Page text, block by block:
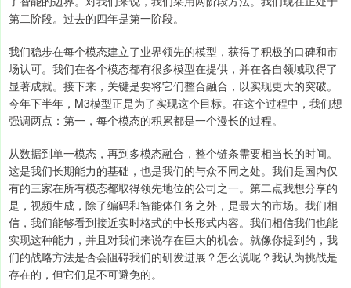
第二阶段。过去的四年是第一阶段。
我们稳步在每个模态建立了业界领先的模型，获得了积极的口碑和市
场认可。我们在各个模态都有很多模型在提供，并在各自领域取得了
显著成就。接下来，关键是要将它们整合融合，以实现更大的突破。
今年下半年，M3模型正是为了实现这个目标。在这个过程中，我们想
强调两点：第一，每个模态的积累都是一个漫长的过程。
从数据到单一模态，再到多模态融合，整个链条需要相当长的时间。
这是我们长期能力的基础，也是我们的与众不同之处。我们是国内仅
有的三家在所有模态都取得领先地位的公司之一。第二点我想分享的
是，视频生成，除了编码和智能体任务之外，是最大的市场。我们相
信，我们能够看到接近实时格式的中长形式内容。我们相信我们也能
实现这种能力，并且对我们来说存在巨大的机会。就像你提到的，我
们的战略方法是否会阻碍我们的研发进展？怎么说呢？我认为挑战是
存在的，但它们是不可避免的。